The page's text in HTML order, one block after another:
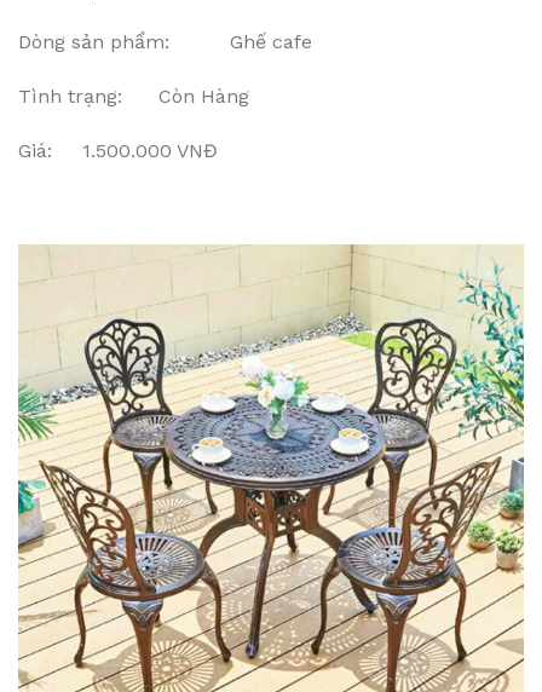
Dòng sản phẩm: Ghế cafe
Tình trạng: Còn Hàng
Giá: 1.500.000 VNĐ